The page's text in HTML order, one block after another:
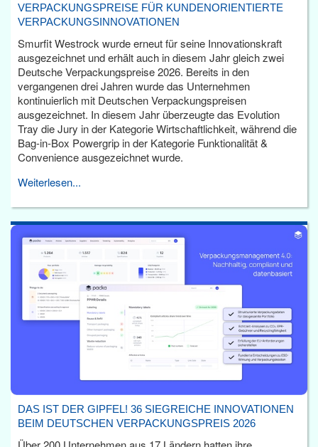
VERPACKUNGSPREISE FÜR KUNDENORIENTIERTE
VERPACKUNGSINNOVATIONEN
Smurfit Westrock wurde erneut für seine Innovationskraft
ausgezeichnet und erhält auch in diesem Jahr gleich zwei
Deutsche Verpackungspreise 2026. Bereits in den
vergangenen drei Jahren wurde das Unternehmen
kontinuierlich mit Deutschen Verpackungspreisen
ausgezeichnet. In diesem Jahr überzeugte das Evolution
Tray die Jury in der Kategorie Wirtschaftlichkeit, während die
Bag-in-Box Powergrip in der Kategorie Funktionalität &
Convenience ausgezeichnet wurde.
Weiterlesen...
DAS IST DER GIPFEL! 36 SIEGREICHE INNOVATIONEN
BEIM DEUTSCHEN VERPACKUNGSPREIS 2026